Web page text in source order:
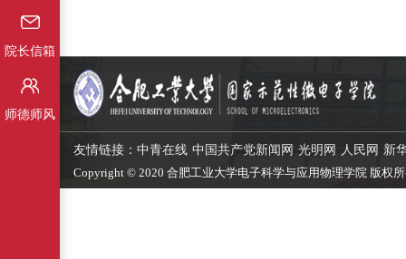
院长信箱
师德师风
友情链接： 中青在线 中国共产党新闻网 光明网 人民网 新
Copyright © 2020 合肥工业大学电子科学与应用物理学院 版